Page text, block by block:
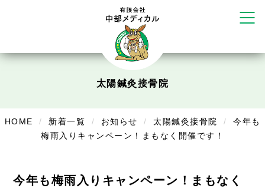
かえる堂鍼灸院 整骨院 うるま店 ウェルネス鍼灸院・接骨院 甲府千
リラクゼーション
Cure
デイサービスあやめ
在宅部門事務所
太陽鍼灸接骨院
HOME 新着一覧 お知らせ 太陽鍼灸接骨院
今年も
梅雨入りキャンペーン！まもなく開催です！
今年も梅雨入りキャンペーン！まもなく